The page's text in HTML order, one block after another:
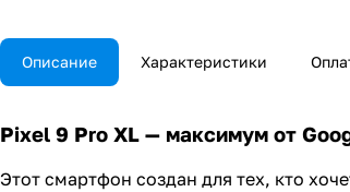
Описание Характеристики
Pixel 9 Pro XL — максимум от
Этот смартфон создан для тех, кто